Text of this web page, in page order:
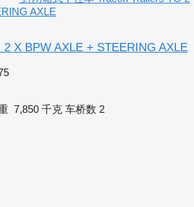
AXLE
X BPW AXLE + STEERING AXLE
7,850 千克 车桥数 2